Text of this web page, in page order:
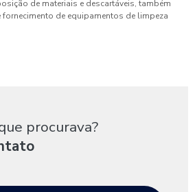
de materiais e descartáveis, também
de equipamentos de limpeza
procurava?